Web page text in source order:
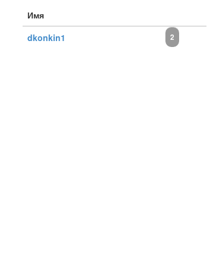
Имя
dkonkin1
2